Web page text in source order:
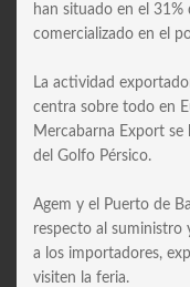
han situado en el
comercializado en el
La actividad
centra sobre todo en
Mercabarna Export se
del Golfo Pérsico.
Agem y el Puerto de
respecto al suministro
a los importadores,
visiten la feria.